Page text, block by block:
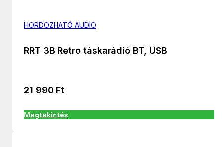
HORDOZHATÓ AUDIO
RRT 3B Retro táskarádió BT, USB
21 990 Ft
Megtekintés